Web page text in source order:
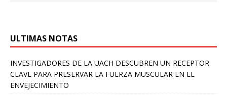
ULTIMAS NOTAS
INVESTIGADORES DE LA UACH DESCUBREN UN RECEPTOR
CLAVE PARA PRESERVAR LA FUERZA MUSCULAR EN EL
ENVEJECIMIENTO